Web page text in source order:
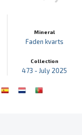
Mineral
Faden kvarts
Collection
473 - July 2025